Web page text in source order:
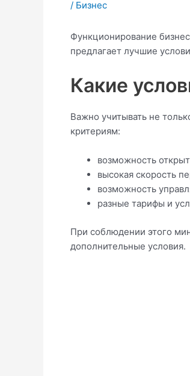
/ Бизнес
Функционирование
предлагает лучшие
Какие
Важно учитывать не
критериям:
возможность
высокая скорость
возможность
разные тарифы и
При соблюдении этого
дополнительные условия.